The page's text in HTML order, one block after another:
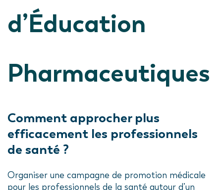
d’Éducation
Pharmaceutiques
Comment approcher plus
efficacement les professionnels
de santé ?
Organiser une campagne de promotion médicale
pour les professionnels de la santé autour d’un